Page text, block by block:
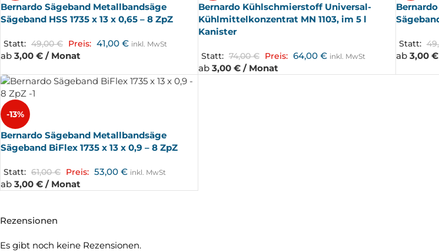
Bernardo Sägeband Metallbandsäge
Sägeband HSS 1735 x 13 x 0,65 – 8 ZpZ
Statt: 49,00€ Preis: 41,00 € inkl. MwSt
ab 3,00 € / Monat
Bernardo Kühlschmierstoff Universal-
Kühlmittelkonzentrat MN 1103, im 5 l
Kanister
Statt: 74,00€ Preis: 64,00 € inkl. MwSt
ab 3,00 € / Monat
Statt:
ab 3,00
-13%
Bernardo Sägeband Metallbandsäge
Sägeband BiFlex 1735 x 13 x 0,9 – 8 ZpZ
Statt: 61,00€ Preis: 53,00 € inkl. MwSt
ab 3,00 € / Monat
Rezensionen
Es gibt noch keine Rezensionen.